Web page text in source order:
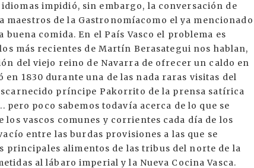
impidió, sin embargo, la conversación de
maestros de la Gastronomíacomo el ya mencionado
comida. En el País Vasco el problema es
más recientes de Martín Berasategui nos hablan,
del viejo reino de Navarra de ofrecer un caldo en
1830 durante una de las nada raras visitas del
príncipe Pakorrito de la prensa satírica
poco sabemos todavía acerca de lo que se
los vascos comunes y corrientes cada día de los
entre las burdas provisiones a las que se
alimentos de las tribus del norte de la
al lábaro imperial y la Nueva Cocina Vasca.